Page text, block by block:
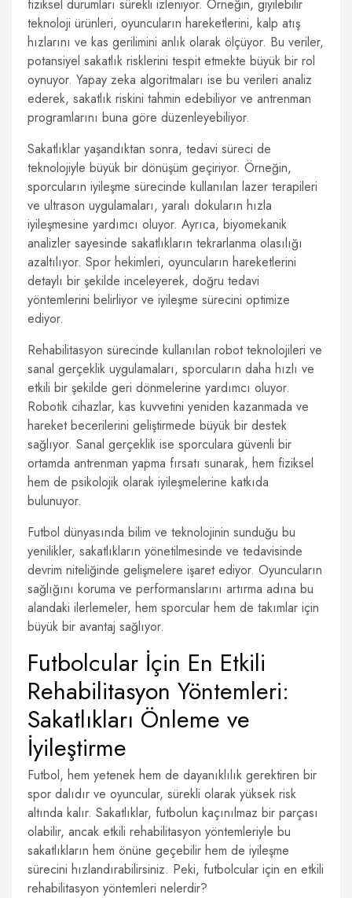
fiziksel durumları sürekli izleniyor. Örneğin, giyilebilir
teknoloji ürünleri, oyuncuların hareketlerini, kalp atış
hızlarını ve kas gerilimini anlık olarak ölçüyor. Bu veriler,
potansiyel sakatlık risklerini tespit etmekte büyük bir rol
oynuyor. Yapay zeka algoritmaları ise bu verileri analiz
ederek, sakatlık riskini tahmin edebiliyor ve antrenman
programlarını buna göre düzenleyebiliyor.
Sakatlıklar yaşandıktan sonra, tedavi süreci de
teknolojiyle büyük bir dönüşüm geçiriyor. Örneğin,
sporcuların iyileşme sürecinde kullanılan lazer terapileri
ve ultrason uygulamaları, yaralı dokuların hızla
iyileşmesine yardımcı oluyor. Ayrıca, biyomekanik
analizler sayesinde sakatlıkların tekrarlanma olasılığı
azaltılıyor. Spor hekimleri, oyuncuların hareketlerini
detaylı bir şekilde inceleyerek, doğru tedavi
yöntemlerini belirliyor ve iyileşme sürecini optimize
ediyor.
Rehabilitasyon sürecinde kullanılan robot teknolojileri ve
sanal gerçeklik uygulamaları, sporcuların daha hızlı ve
etkili bir şekilde geri dönmelerine yardımcı oluyor.
Robotik cihazlar, kas kuvvetini yeniden kazanmada ve
hareket becerilerini geliştirmede büyük bir destek
sağlıyor. Sanal gerçeklik ise sporculara güvenli bir
ortamda antrenman yapma fırsatı sunarak, hem fiziksel
hem de psikolojik olarak iyileşmelerine katkıda
bulunuyor.
Futbol dünyasında bilim ve teknolojinin sunduğu bu
yenilikler, sakatlıkların yönetilmesinde ve tedavisinde
devrim niteliğinde gelişmelere işaret ediyor. Oyuncuların
sağlığını koruma ve performanslarını artırma adına bu
alandaki ilerlemeler, hem sporcular hem de takımlar için
büyük bir avantaj sağlıyor.
Futbolcular İçin En Etkili
Rehabilitasyon Yöntemleri:
Sakatlıkları Önleme ve
İyileştirme
Futbol, hem yetenek hem de dayanıklılık gerektiren bir
spor dalıdır ve oyuncular, sürekli olarak yüksek risk
altında kalır. Sakatlıklar, futbolun kaçınılmaz bir parçası
olabilir, ancak etkili rehabilitasyon yöntemleriyle bu
sakatlıkların hem önüne geçebilir hem de iyileşme
sürecini hızlandırabilirsiniz. Peki, futbolcular için en etkili
rehabilitasyon yöntemleri nelerdir?